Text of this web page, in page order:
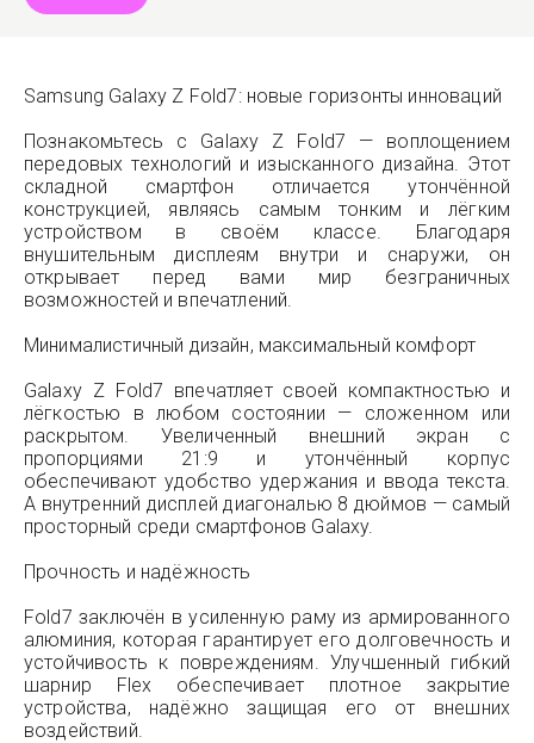
Samsung Galaxy Z Fold7: новые горизонты инноваций
Познакомьтесь с Galaxy Z Fold7 — воплощением
передовых технологий и изысканного дизайна. Этот
складной смартфон отличается утончённой
конструкцией, являясь самым тонким и лёгким
устройством в своём классе. Благодаря
внушительным дисплеям внутри и снаружи, он
открывает перед вами мир безграничных
возможностей и впечатлений.
Минималистичный дизайн, максимальный комфорт
Galaxy Z Fold7 впечатляет своей компактностью и
лёгкостью в любом состоянии — сложенном или
раскрытом. Увеличенный внешний экран с
пропорциями 21:9 и утончённый корпус
обеспечивают удобство удержания и ввода текста.
А внутренний дисплей диагональю 8 дюймов — самый
просторный среди смартфонов Galaxy.
Прочность и надёжность
Fold7 заключён в усиленную раму из армированного
алюминия, которая гарантирует его долговечность и
устойчивость к повреждениям. Улучшенный гибкий
шарнир Flex обеспечивает плотное закрытие
устройства, надёжно защищая его от внешних
воздействий.